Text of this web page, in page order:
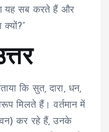
यह सब करते हैं और
कि सुत, दारा, धन,
मिलते हैं। वर्तमान में
कर रहे हैं, उनके